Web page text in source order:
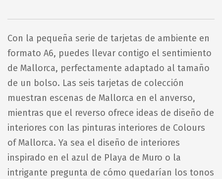
Con la pequeña serie de tarjetas de ambiente en
formato A6, puedes llevar contigo el sentimiento
de Mallorca, perfectamente adaptado al tamaño
de un bolso. Las seis tarjetas de colección
muestran escenas de Mallorca en el anverso,
mientras que el reverso ofrece ideas de diseño de
interiores con las pinturas interiores de Colours
of Mallorca. Ya sea el diseño de interiores
inspirado en el azul de Playa de Muro o la
intrigante pregunta de cómo quedarían los tonos